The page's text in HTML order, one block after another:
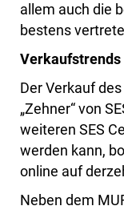
allem auch die
bestens
Verkaufstrends
Der Verkauf
„Zehner“ von
weiteren SES
werden kann,
online auf
Neben dem